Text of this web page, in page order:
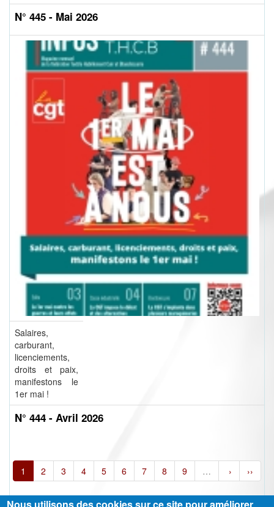
N° 445 - Mai 2026
Salaires,
carburant,
licenciements,
droits et paix,
manifestons le
1er mai !
N° 444 - Avril 2026
1 2 3 4 5 6 7 8 9 … › ››